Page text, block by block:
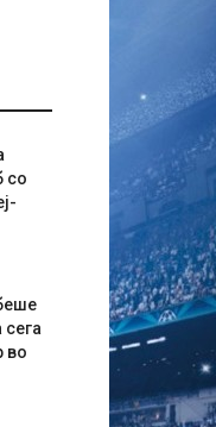
со
сега
во